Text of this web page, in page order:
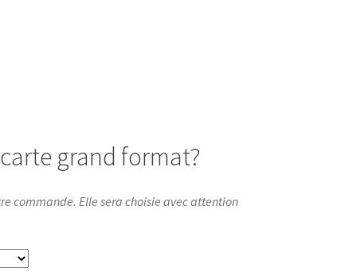
grand format?
commande. Elle sera choisie avec attention